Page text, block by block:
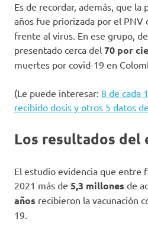
Es de recordar, además, que la
años fue priorizada por el PNV
frente al virus. En ese grupo,
presentado cerca del 70 por
muertes por covid-19 en
(Le puede interesar: 8 de cada
recibido dosis y otros 5 datos
Los resultados del
El estudio evidencia que entre
2021 más de 5,3 millones de
años recibieron la vacunación
19.